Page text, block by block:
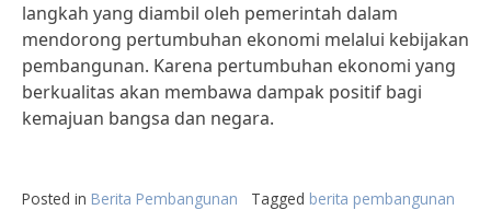
langkah yang diambil oleh pemerintah dalam
mendorong pertumbuhan ekonomi melalui kebijakan
pembangunan. Karena pertumbuhan ekonomi yang
berkualitas akan membawa dampak positif bagi
kemajuan bangsa dan negara.
Posted in Berita Pembangunan Tagged berita pembangunan